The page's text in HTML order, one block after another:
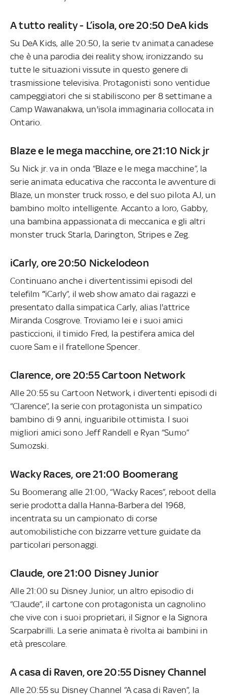
A tutto reality - L’isola, ore 20:50 DeA kids
Su DeA Kids, alle 20:50, la serie tv animata canadese
che è una parodia dei reality show, ironizzando su
tutte le situazioni vissute in questo genere di
trasmissione televisiva. Protagonisti sono ventidue
campeggiatori che si stabiliscono per 8 settimane a
Camp Wawanakwa, un'isola immaginaria collocata in
Ontario.
Blaze e le mega macchine, ore 21:10 Nick jr
Su Nick jr. va in onda “Blaze e le mega macchine”, la
serie animata educativa che racconta le avventure di
Blaze, un monster truck rosso, e del suo pilota AJ, un
bambino molto intelligente. Accanto a loro, Gabby,
una bambina appassionata di meccanica e gli altri
monster truck Starla, Darington, Stripes e Zeg.
iCarly, ore 20:50 Nickelodeon
Continuano anche i divertentissimi episodi del
telefilm “iCarly”, il web show amato dai ragazzi e
presentato dalla simpatica Carly, alias l'attrice
Miranda Cosgrove. Troviamo lei e i suoi amici
pasticcioni, il timido Fred, la pestifera amica del
cuore Sam e il fratellone Spencer.
Clarence, ore 20:55 Cartoon Network
Alle 20:55 su Cartoon Network, i divertenti episodi di
“Clarence”, la serie con protagonista un simpatico
bambino di 9 anni, inguaribile ottimista. I suoi
migliori amici sono Jeff Randell e Ryan “Sumo”
Sumozski.
Wacky Races, ore 21:00 Boomerang
Su Boomerang alle 21:00, “Wacky Races”, reboot della
serie prodotta dalla Hanna-Barbera del 1968,
incentrata su un campionato di corse
automobilistiche con bizzarre vetture guidate da
particolari personaggi.
Claude, ore 21:00 Disney Junior
Alle 21:00 su Disney Junior, un altro episodio di
“Claude”, il cartone con protagonista un cagnolino
che vive con i suoi proprietari, il Signor e la Signora
Scarpabrilli. La serie animata è rivolta ai bambini in
età prescolare.
A casa di Raven, ore 20:55 Disney Channel
Alle 20:55 su Disney Channel “A casa di Raven”, la